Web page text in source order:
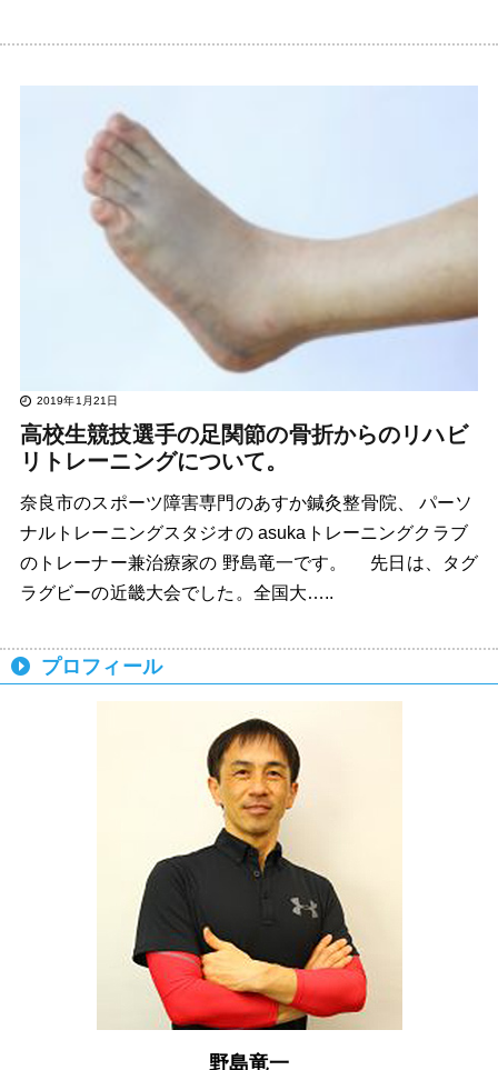
2019年1月21日
高校生競技選手の足関節の骨折からのリハビ
リトレーニングについて。
奈良市のスポーツ障害専門のあすか鍼灸整骨院、 パーソ
ナルトレーニングスタジオの asukaトレーニングクラブ
のトレーナー兼治療家の 野島竜一です。 先日は、タグ
ラグビーの近畿大会でした。全国大…..
プロフィール
野島竜一